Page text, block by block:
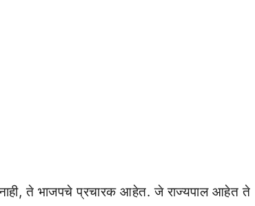
नाही, ते भाजपचे प्रचारक आहेत. जे राज्यपाल आहेत ते